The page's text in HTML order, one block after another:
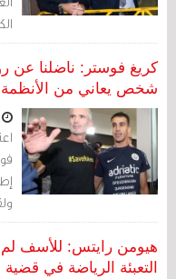
كريغ فوستر: ناضلنا عن
شخص يعاني من الأنظمة
هيومن رايتس: للأسف
التعبئة الرياضة في